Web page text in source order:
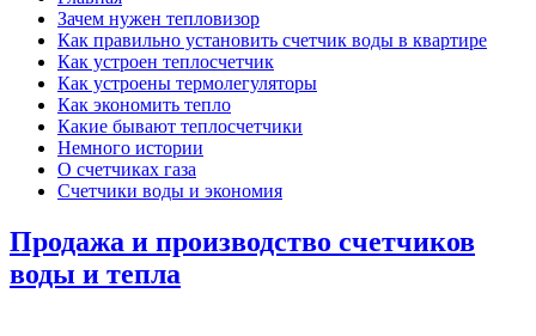
Зачем нужен тепловизор
Как правильно установить счетчик воды в квартире
Как устроен теплосчетчик
Как устроены термолегуляторы
Как экономить тепло
Какие бывают теплосчетчики
Немного истории
О счетчиках газа
Счетчики воды и экономия
Продажа и производство счетчиков
воды и тепла